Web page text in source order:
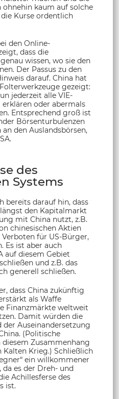
ohnehin kaum auf solche
Kurse ordentlich
den Online-
dass die
wissen, wo sie den
Der Passus zu den
darauf. China hat
gezeigt:
jederzeit alle VIE-
oder abermals
Entsprechend groß ist
Börsenturbulenzen
den Auslandsbörsen,
des
Systems
bereits darauf hin, dass
den Kapitalmarkt
mit China nutzt, z.B.
chinesischen Aktien
für US-Bürger,
Es ist aber auch
auf diesem Gebiet
und z.B. das
generell schließen.
dass China zukünftig
als Waffe
Finanzmärkte weltweit
Damit würden die
Auseinandersetzung
(Politische
Zusammenhang
Krieg.) Schließlich
ein willkommener
es der Dreh- und
Achillesferse des
ist.